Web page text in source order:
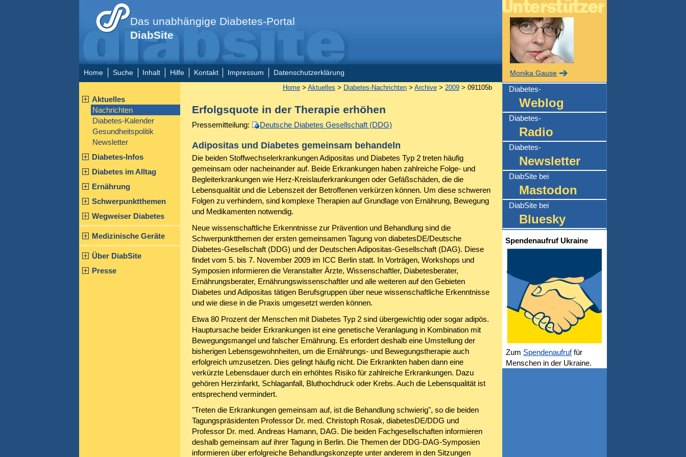
Das unabhängige Diabetes-Portal
DiabSite
Home Suche Inhalt Hilfe Kontakt Impressum Datenschutzerklärung
Aktuelles
Nachrichten
Diabetes-Kalender
Gesundheitspolitik
Newsletter
Diabetes-Infos
Diabetes im Alltag
Ernährung
Schwerpunktthemen
Wegweiser Diabetes
Medizinische Geräte
Über DiabSite
Presse
Home> Aktuelles > Diabetes-Nachrichten> Archive> 2009> 091105b
Erfolgsquote in der Therapie erhöhen
Pressemitteilung: Deutsche Diabetes Gesellschaft (DDG)
Adipositas und Diabetes gemeinsam behandeln
Die beiden Stoffwechselerkrankungen Adipositas und Diabetes Typ 2 treten häufig
gemeinsam oder nacheinander auf. Beide Erkrankungen haben zahlreiche Folge- und
Begleiterkrankungen wie Herz-Kreislauferkrankungen oder Gefäßschäden, die die
Lebensqualität und die Lebenszeit der Betroffenen verkürzen können. Um diese schweren
Folgen zu verhindern, sind komplexe Therapien auf Grundlage von Ernährung, Bewegung
und Medikamenten notwendig.
Neue wissenschaftliche Erkenntnisse zur Prävention und Behandlung sind die
Schwerpunktthemen der ersten gemeinsamen Tagung von diabetesDE/Deutsche
Diabetes-Gesellschaft (DDG) und der Deutschen Adipositas-Gesellschaft (DAG). Diese
findet vom 5. bis 7. November 2009 im ICC Berlin statt. In Vorträgen, Workshops und
Symposien informieren die Veranstalter Ärzte, Wissenschaftler, Diabetesberater,
Ernährungsberater, Ernährungswissenschaftler und alle weiteren auf den Gebieten
Diabetes und Adipositas tätigen Berufsgruppen über neue wissenschaftliche Erkenntnisse
und wie diese in die Praxis umgesetzt werden können.
Etwa 80 Prozent der Menschen mit Diabetes Typ 2 sind übergewichtig oder sogar adipös.
Hauptursache beider Erkrankungen ist eine genetische Veranlagung in Kombination mit
Bewegungsmangel und falscher Ernährung. Es erfordert deshalb eine Umstellung der
bisherigen Lebensgewohnheiten, um die Ernährungs- und Bewegungstherapie auch
erfolgreich umzusetzen. Dies gelingt häufig nicht. Die Erkrankten haben dann eine
verkürzte Lebensdauer durch ein erhöhtes Risiko für zahlreiche Erkrankungen. Dazu
gehören Herzinfarkt, Schlaganfall, Bluthochdruck oder Krebs. Auch die Lebensqualität ist
entsprechend vermindert.
"Treten die Erkrankungen gemeinsam auf, ist die Behandlung schwierig", so die beiden
Tagungspräsidenten Professor Dr. med. Christoph Rosak, diabetesDE/DDG und
Professor Dr. med. Andreas Hamann, DAG. Die beiden Fachgesellschaften informieren
deshalb gemeinsam auf ihrer Tagung in Berlin. Die Themen der DDG-DAG-Symposien
informieren über erfolgreiche Behandlungskonzepte unter anderem in den Sitzungen
Monika Gause
Diabetes-
Weblog
Diabetes-
Radio
Diabetes-
Newsletter
DiabSite bei
Mastodon
DiabSite bei
Bluesky
Spendenaufruf Ukraine
Zum Spendenaufruffür
Menschen in der Ukraine.